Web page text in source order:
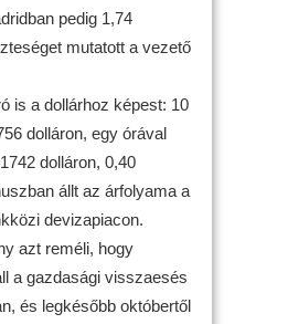
pedig 1,74
mutatott a vezető
is a dollárhoz képest: 10
dolláron, egy órával
dolláron, 0,40
állt az árfolyama a
devizapiacon.
azt reméli, hogy
a gazdasági visszaesés
és legkésőbb októbertől